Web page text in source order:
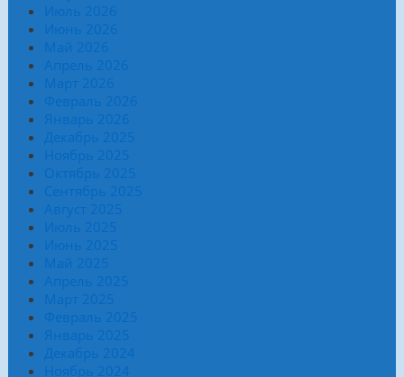
Июль 2026
Июнь 2026
Май 2026
Апрель 2026
Март 2026
Февраль 2026
Январь 2026
Декабрь 2025
Ноябрь 2025
Октябрь 2025
Сентябрь 2025
Август 2025
Июль 2025
Июнь 2025
Май 2025
Апрель 2025
Март 2025
Февраль 2025
Январь 2025
Декабрь 2024
Ноябрь 2024